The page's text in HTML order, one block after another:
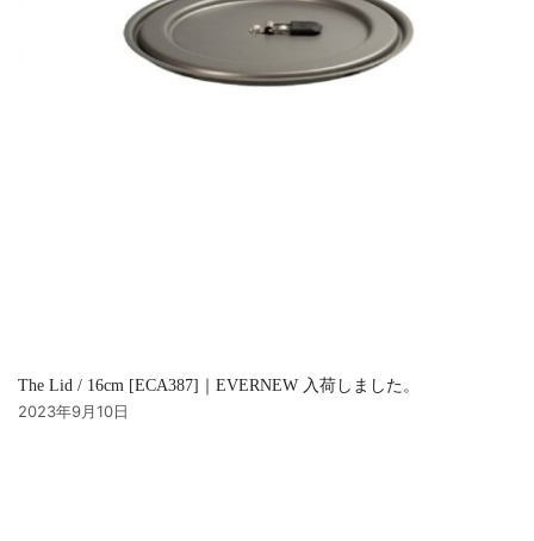
The Lid / 16cm [ECA387]｜EVERNEW 入荷しました。
2023年9月10日